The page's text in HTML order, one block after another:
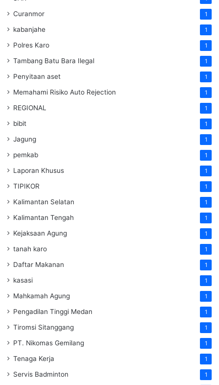
Curanmor 1
kabanjahe 1
Polres Karo 1
Tambang Batu Bara Ilegal 1
Penyitaan aset 1
Memahami Risiko Auto Rejection 1
REGIONAL 1
bibit 1
Jagung 1
pemkab 1
Laporan Khusus 1
TIPIKOR 1
Kalimantan Selatan 1
Kalimantan Tengah 1
Kejaksaan Agung 1
tanah karo 1
Daftar Makanan 1
kasasi 1
Mahkamah Agung 1
Pengadilan Tinggi Medan 1
Tiromsi Sitanggang 1
PT. Nikomas Gemilang 1
Tenaga Kerja 1
Servis Badminton 1